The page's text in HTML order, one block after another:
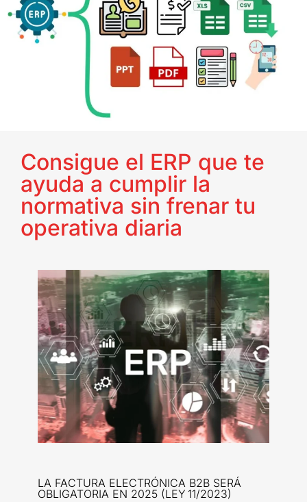
Consigue el ERP que te
ayuda a cumplir la
normativa sin frenar tu
operativa diaria
LA FACTURA ELECTRÓNICA B2B SERÁ
OBLIGATORIA EN 2025 (LEY 11/2023)